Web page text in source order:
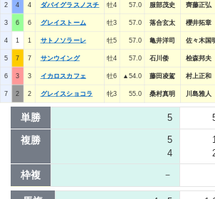
2 4 4 ダバイグラスノスチ 牡4 57.0 服部茂史 齊藤正弘
3 6 6 グレイストーム 牡3 57.0 落合玄太 櫻井拓章
4 1 1 サトノソラーレ 牡5 57.0 亀井洋司 佐々木国
5 7 7 サンウイング 牡4 57.0 石川倭 桧森邦夫
6 3 3 イカロスカフェ 牡6 ▲54.0 藤田凌駕 村上正和
7 2 2 グレイスショコラ 牝3 55.0 桑村真明 川島雅人
単勝 5
複勝
5
4
枠複 －